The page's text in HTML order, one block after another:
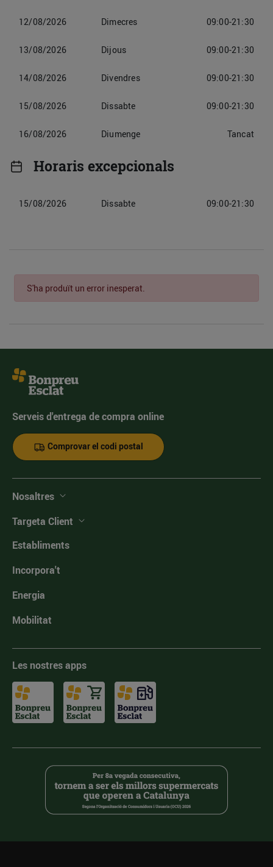
12/08/2026 Dimecres 09:00-21:30
13/08/2026 Dijous 09:00-21:30
14/08/2026 Divendres 09:00-21:30
15/08/2026 Dissabte 09:00-21:30
16/08/2026 Diumenge Tancat
Horaris excepcionals
15/08/2026 Dissabte 09:00-21:30
S'ha produït un error inesperat.
Serveis d'entrega de compra online
Comprovar el codi postal
Nosaltres
Targeta Client
Establiments
Incorpora't
Energia
Mobilitat
Les nostres apps